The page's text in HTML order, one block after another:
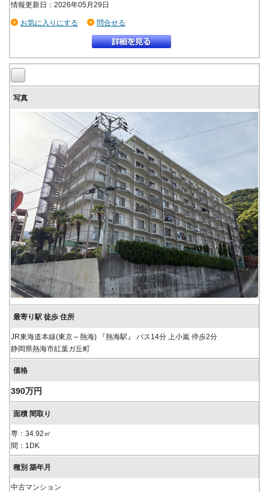
情報更新日：2026年05月29日
お気に入りにする 問合せる
JR東海道本線(東京～熱海) 『熱海駅』 バス14分 上小嵐 停歩2分
静岡県熱海市紅葉ガ丘町
390万円
専：34.92㎡
間：1DK
中古マンション